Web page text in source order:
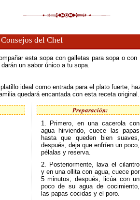
Consejos del Chef
esta sopa con galletas para sopa o con
un sabor único a tu sopa.
ideal como entrada para el plato fuerte,
quedará encantada con esta receta original.
Preparación:
1. Primero, en una cacerola con
agua hirviendo, cuece las papas
hasta que queden bien suaves,
después, deja que enfríen un poco,
pélalas y reserva.
2. Posteriormente, lava el cilantro
y en una ollita con agua, cuece por
5 minutos; después, licúa con un
poco de su agua de cocimiento,
las papas cocidas y el poro.